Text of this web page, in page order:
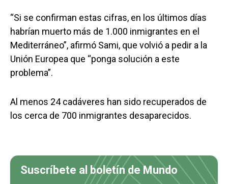
“Si se confirman estas cifras, en los últimos días
habrían muerto más de 1.000 inmigrantes en el
Mediterráneo”, afirmó Sami, que volvió a pedir a la
Unión Europea que “ponga solución a este
problema”.
Al menos 24 cadáveres han sido recuperados de
los cerca de 700 inmigrantes desaparecidos.
Suscríbete al boletín de Mundo